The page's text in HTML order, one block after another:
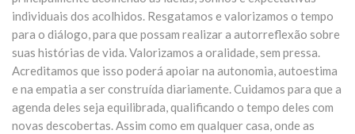
individuais dos acolhidos. Resgatamos e valorizamos o tempo
para o diálogo, para que possam realizar a autorreflexão sobre
suas histórias de vida. Valorizamos a oralidade, sem pressa.
Acreditamos que isso poderá apoiar na autonomia, autoestima
e na empatia a ser construída diariamente. Cuidamos para que a
agenda deles seja equilibrada, qualificando o tempo deles com
novas descobertas. Assim como em qualquer casa, onde as